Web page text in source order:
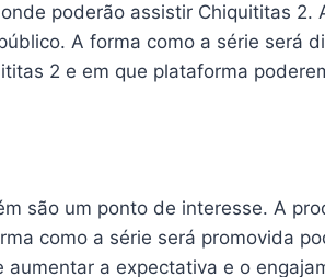
poderão assistir Chiquititas 2.
A forma como a série será
2 e em que plataforma
são um ponto de interesse. A
como a série será promovida
a expectativa e o